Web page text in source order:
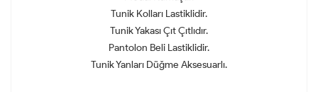
Tunik Kolları Lastiklidir.
Tunik Yakası Çıt Çıtlıdır.
Pantolon Beli Lastiklidir.
Tunik Yanları Düğme Aksesuarlı.